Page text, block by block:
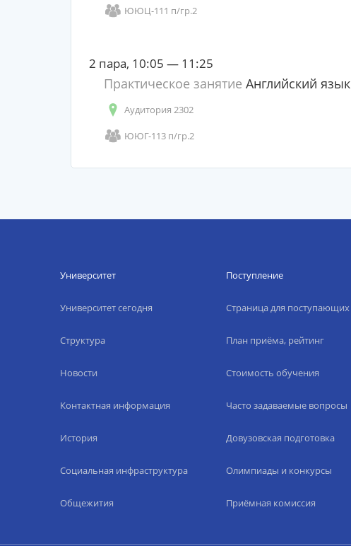
ЮЮЦ-111 п/гр.2
2 пара, 10:05 — 11:25
Практическое занятие Английский язык
Аудитория 2302
ЮЮГ-113 п/гр.2
Университет
Университет сегодня
Структура
Новости
Контактная информация
История
Социальная инфраструктура
Общежития
Поступление
Страница для поступающих
План приёма, рейтинг
Стоимость обучения
Часто задаваемые вопросы
Довузовская подготовка
Олимпиады и конкурсы
Приёмная комиссия